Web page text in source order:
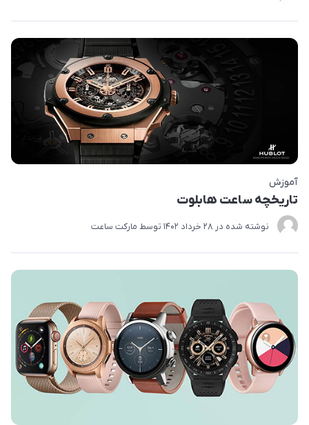
آموزش
تاریخچه ساعت هابلوت
نوشته شده در 28 خرداد 1402 توسط مارکت ساعت